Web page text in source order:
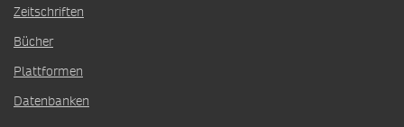
Zeitschriften
Bücher
Plattformen
Datenbanken